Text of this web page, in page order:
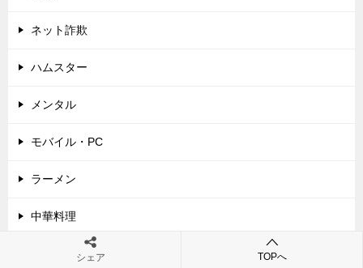
ネット詐欺
ハムスター
メンタル
モバイル・PC
ラーメン
中華料理
シェア TOPへ